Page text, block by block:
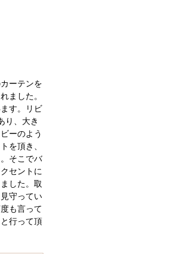
ーテンを
ました。
す。リビ
り、大き
ーのよう
を頂き、
そこでバ
セントに
した。取
守ってい
も言って
行って頂